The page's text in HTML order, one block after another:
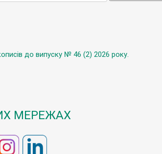
до випуску № 46 (2) 2026 року.
МЕРЕЖАХ